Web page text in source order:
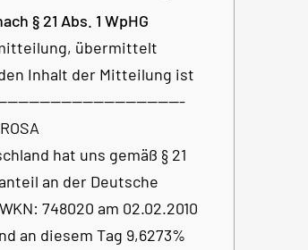
§ 21 Abs. 1 WpHG
übermittelt
Inhalt der Mitteilung ist
hat uns gemäß § 21
an der Deutsche
748020 am 02.02.2010
an diesem Tag 9,6273%